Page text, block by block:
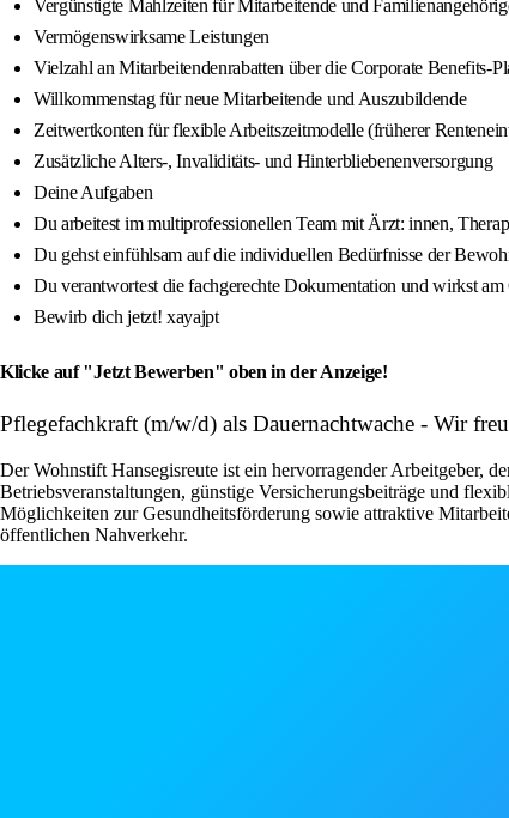
Vergünstigte Mahlzeiten für Mitarbeitende und
Vermögenswirksame Leistungen
Vielzahl an Mitarbeitendenrabatten über die Corporate Benefits-
Willkommenstag für neue Mitarbeitende und Auszubildende
Zeitwertkonten für flexible Arbeitszeitmodelle (früherer
Zusätzliche Alters-, Invaliditäts- und Hinterbliebenenversorgung
Deine Aufgaben
Du arbeitest im multiprofessionellen Team mit Ärzt: innen,
Du gehst einfühlsam auf die individuellen Bedürfnisse der
Du verantwortest die fachgerechte Dokumentation und wirkst am
Bewirb dich jetzt! xayajpt
Klicke auf "Jetzt Bewerben" oben in der Anzeige!
Pflegefachkraft (m/w/d) als Dauernachtwache - Wir
Der Wohnstift Hansegisreute ist ein hervorragender Arbeitgeber,
Betriebsveranstaltungen, günstige Versicherungsbeiträge und
Möglichkeiten zur Gesundheitsförderung sowie attraktive
öffentlichen Nahverkehr.